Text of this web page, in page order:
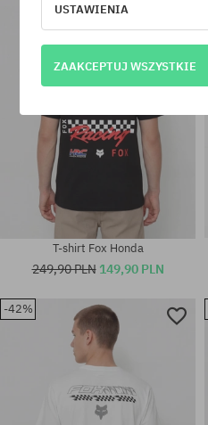
Dostępne rozmiary:
M; L; XL
Dostępne rozmiary:
T-shirt Fox Honda
249,90 PLN 149,90 PLN
-42%
USTAWIENIA
ZAAKCEPTUJ WSZYSTKIE